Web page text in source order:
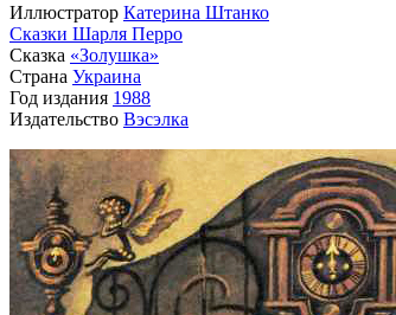
Иллюстратор Катерина Штанко
Сказки Шарля Перро
Сказка «Золушка»
Страна Украина
Год издания 1988
Издательство Вэсэлка